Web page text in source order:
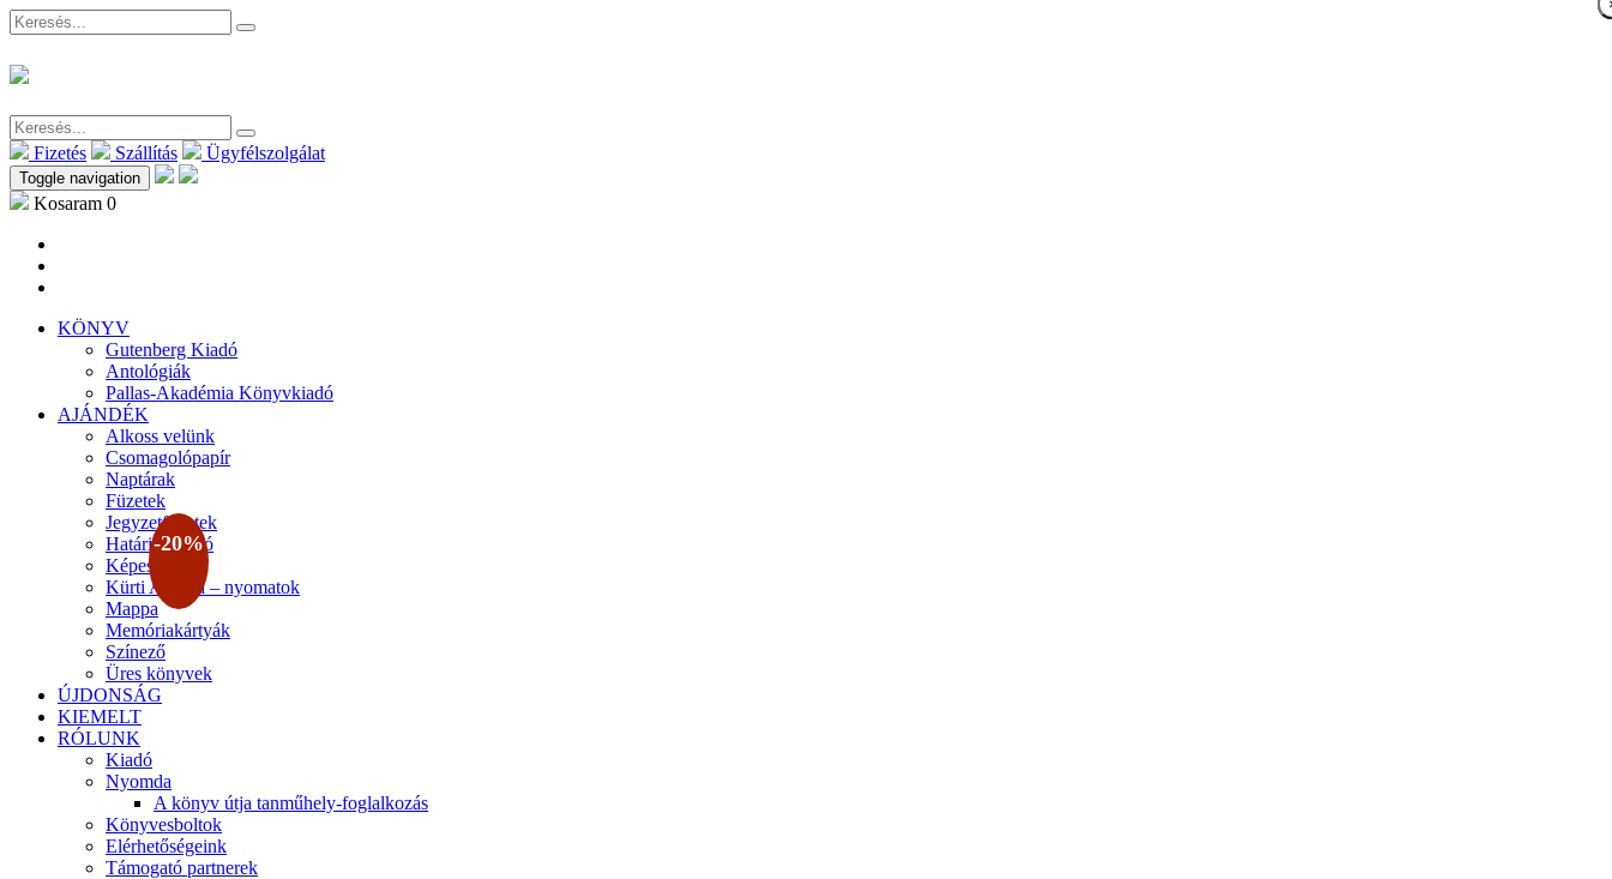
Fizetés Szállítás Ügyfélszolgálat
Toggle navigation
Kosaram 0
KÖNYV
Gutenberg Kiadó
Antológiák
Pallas-Akadémia Könyvkiadó
AJÁNDÉK
Alkoss velünk
Csomagolópapír
Naptárak
Füzetek
Jegyzetfüzetek
Határidőnapló
Képeslapok
Kürti Andrea – nyomatok
Mappa
Memóriakártyák
Színező
Üres könyvek
ÚJDONSÁG
KIEMELT
RÓLUNK
Kiadó
Nyomda
A könyv útja tanműhely-foglalkozás
Könyvesboltok
Elérhetőségeink
Támogató partnerek
-20%